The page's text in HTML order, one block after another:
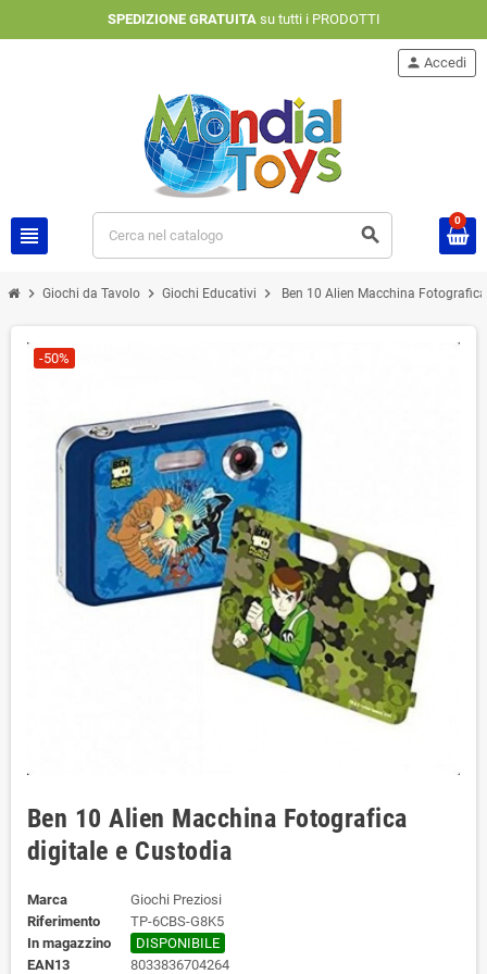
SPEDIZIONE GRATUITAsu tutti i PRODOTTI
view_headline search
person Accedi
0
chevron_right Giochi da Tavolo chevron_right Giochi Educativi chevron_right Ben 10 Alien Macchina
-50%
Ben 10 Alien Macchina Fotografica
digitale e Custodia
Marca
Giochi Preziosi
Riferimento
TP-6CBS-G8K5
In magazzino
DISPONIBILE
EAN13
8033836704264